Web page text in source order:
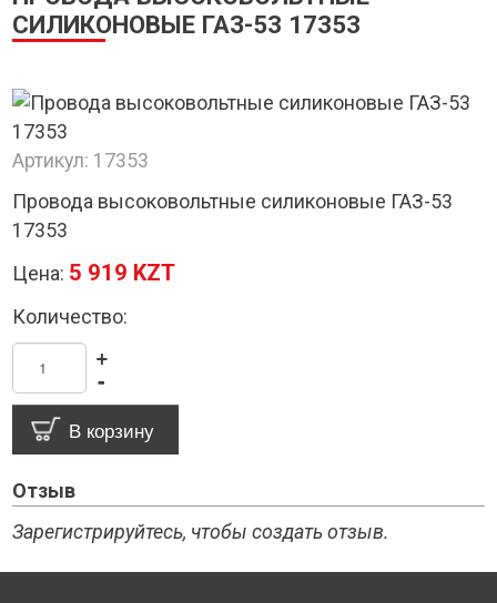
СИЛИКОНОВЫЕ ГАЗ-53 17353
Артикул: 17353
Провода высоковольтные силиконовые ГАЗ-53
17353
Цена: 5 919 KZT
Количество:
-
+
Отзыв
Зарегистрируйтесь, чтобы создать отзыв.